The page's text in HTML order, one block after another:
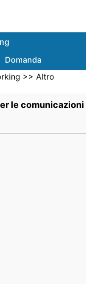
Domanda
>> Altro
le comunicazioni